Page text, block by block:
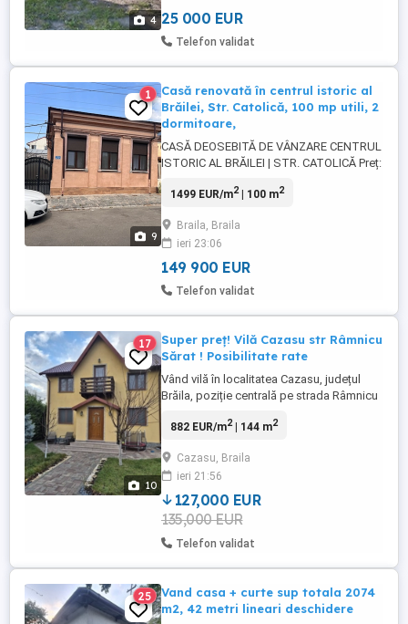
4 25 000 EUR
Telefon validat
9
1
Casă renovată în centrul istoric al
Brăilei, Str. Catolică, 100 mp utili, 2
dormitoare,
CASĂ DEOSEBITĂ DE VÂNZARE CENTRUL
ISTORIC AL BRĂILEI | STR. CATOLICĂ Preț:
vânzare o proprietate deosebită, situată
municipiului Brăila, într-o zonă cu un
caracter istoric și arhitectural aparte. Casa
are 100 m utili, ...
1499 EUR/m2| 100 m2
Braila, Braila
ieri 23:06
149 900 EUR
Telefon validat
10
17
Super preț! Vilă Cazasu str Râmnicu
Sărat ! Posibilitate rate
Vând vilă în localitatea Cazasu, județul
Brăila, poziție centrală pe strada Râmnicu
teren 405 mp Foișor aproximativ 30 mp
Centrală termică nouă Încălzire prin
pardoseală Padoc pentru câini Pavaj nou
Mai multe detalii la ...
882 EUR/m2| 144 m2
Cazasu, Braila
ieri 21:56
127,000 EUR
135,000 EUR
Telefon validat
25
Vand casa + curte sup totala 2074
m2, 42 metri lineari deschidere